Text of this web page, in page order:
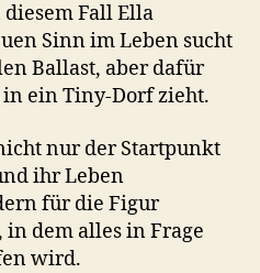
diesem Fall Ella
Sinn im Leben sucht
Ballast, aber dafür
ein Tiny-Dorf zieht.
nur der Startpunkt
ihr Leben
für die Figur
dem alles in Frage
wird.